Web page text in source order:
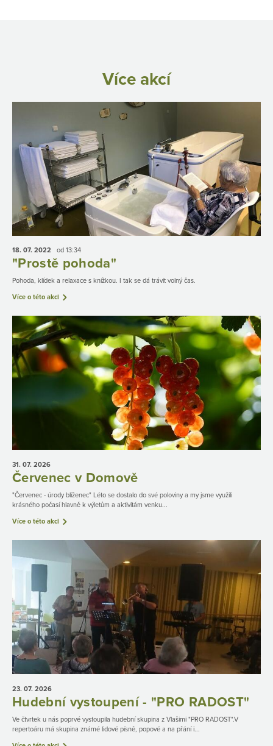
Více akcí
18. 07. 2022 od 13:34
"Prostě pohoda"
Pohoda, klídek a relaxace s knížkou. I tak se dá trávit volný čas.
Více o této akci
31. 07. 2026
Červenec v Domově
"Červenec - úrody blíženec" Léto se dostalo do své poloviny a my jsme využili
krásného počasí hlavně k výletům a aktivitám venku...
Více o této akci
23. 07. 2026
Hudební vystoupení - "PRO RADOST"
Ve čtvrtek u nás poprvé vystoupila hudební skupina z Vlašimi "PRO RADOST".V
repertoáru má skupina známé lidové písně, popové a na přání i...